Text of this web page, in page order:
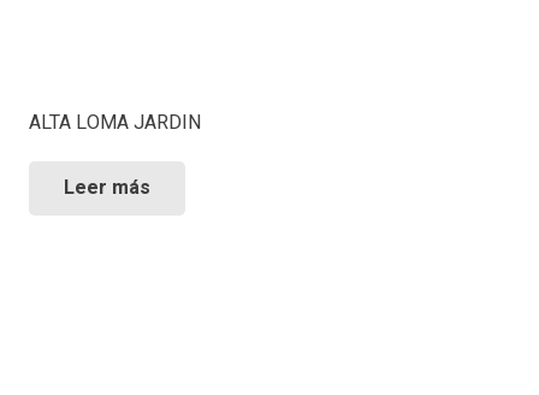
ALTA LOMA JARDIN
Leer más